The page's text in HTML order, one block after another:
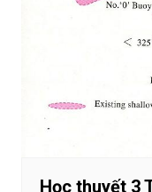
Học thuyết 3